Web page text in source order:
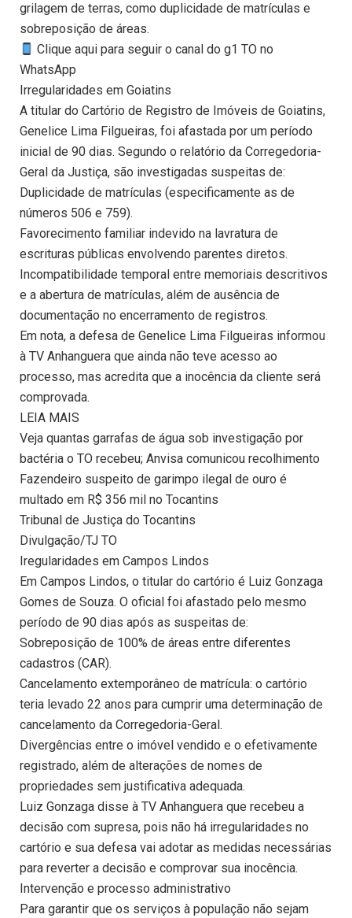
grilagem de terras, como duplicidade de matrículas e
sobreposição de áreas.
Clique aqui para seguir o canal do g1 TO no
WhatsApp
Irregularidades em Goiatins
A titular do Cartório de Registro de Imóveis de Goiatins,
Genelice Lima Filgueiras, foi afastada por um período
inicial de 90 dias. Segundo o relatório da Corregedoria-
Geral da Justiça, são investigadas suspeitas de:
Duplicidade de matrículas (especificamente as de
números 506 e 759).
Favorecimento familiar indevido na lavratura de
escrituras públicas envolvendo parentes diretos.
Incompatibilidade temporal entre memoriais descritivos
e a abertura de matrículas, além de ausência de
documentação no encerramento de registros.
Em nota, a defesa de Genelice Lima Filgueiras informou
à TV Anhanguera que ainda não teve acesso ao
processo, mas acredita que a inocência da cliente será
comprovada.
LEIA MAIS
Veja quantas garrafas de água sob investigação por
bactéria o TO recebeu; Anvisa comunicou recolhimento
Fazendeiro suspeito de garimpo ilegal de ouro é
multado em R$ 356 mil no Tocantins
Tribunal de Justiça do Tocantins
Divulgação/TJ TO
Iregularidades em Campos Lindos
Em Campos Lindos, o titular do cartório é Luiz Gonzaga
Gomes de Souza. O oficial foi afastado pelo mesmo
período de 90 dias após as suspeitas de:
Sobreposição de 100% de áreas entre diferentes
cadastros (CAR).
Cancelamento extemporâneo de matrícula: o cartório
teria levado 22 anos para cumprir uma determinação de
cancelamento da Corregedoria-Geral.
Divergências entre o imóvel vendido e o efetivamente
registrado, além de alterações de nomes de
propriedades sem justificativa adequada.
Luiz Gonzaga disse à TV Anhanguera que recebeu a
decisão com supresa, pois não há irregularidades no
cartório e sua defesa vai adotar as medidas necessárias
para reverter a decisão e comprovar sua inocência.
Intervenção e processo administrativo
Para garantir que os serviços à população não sejam